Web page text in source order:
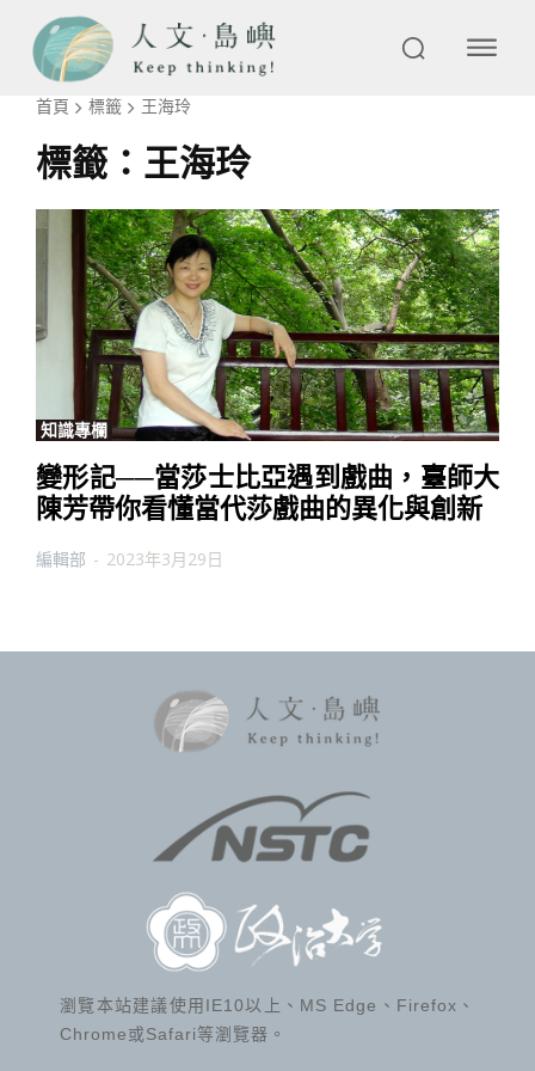
首頁 標籤 王海玲
標籤： 王海玲
知識專欄
變形記──當莎士比亞遇到戲曲，臺師大
陳芳帶你看懂當代莎戲曲的異化與創新
編輯部 - 2023年3月29日
瀏覽本站建議使用IE10以上、MS Edge、Firefox、
Chrome或Safari等瀏覽器。